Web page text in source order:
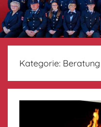
Kategorie: Beratung